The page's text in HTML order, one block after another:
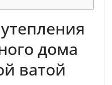
дома
ватой